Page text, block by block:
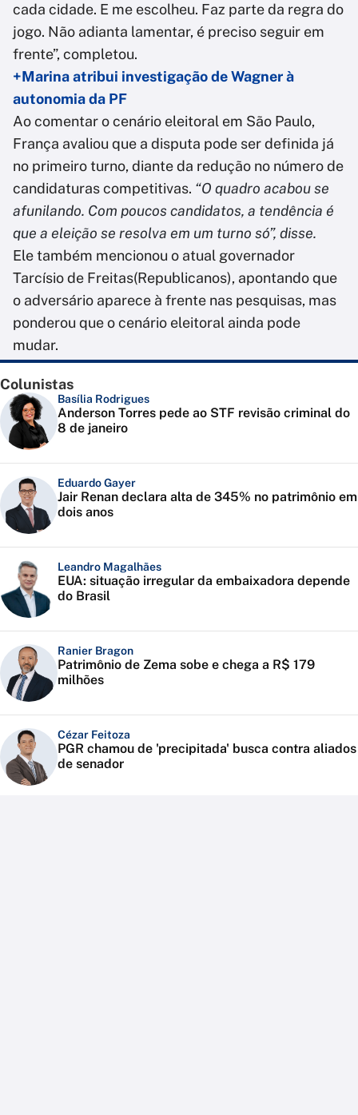
cada cidade. E me escolheu. Faz parte da regra do
jogo. Não adianta lamentar, é preciso seguir em
frente”, completou.
+Marina atribui investigação de Wagner à
autonomia da PF
Ao comentar o cenário eleitoral em São Paulo,
França avaliou que a disputa pode ser definida já
no primeiro turno, diante da redução no número de
candidaturas competitivas. “O quadro acabou se
afunilando. Com poucos candidatos, a tendência é
que a eleição se resolva em um turno só”, disse.
Ele também mencionou o atual governador
Tarcísio de Freitas(Republicanos), apontando que
o adversário aparece à frente nas pesquisas, mas
ponderou que o cenário eleitoral ainda pode
mudar.
Colunistas
Basília Rodrigues
Anderson Torres pede ao STF revisão criminal do
8 de janeiro
Eduardo Gayer
Jair Renan declara alta de 345% no patrimônio em
dois anos
Leandro Magalhães
EUA: situação irregular da embaixadora depende
do Brasil
Ranier Bragon
Patrimônio de Zema sobe e chega a R$ 179
milhões
Cézar Feitoza
PGR chamou de 'precipitada' busca contra aliados
de senador